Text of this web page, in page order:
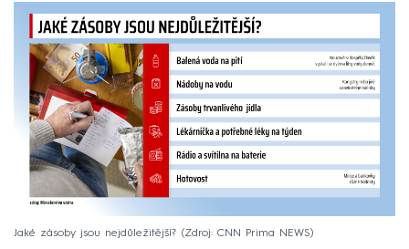
Jaké zásoby jsou nejdůležitější? Zdroj: CNN Prima NEWS